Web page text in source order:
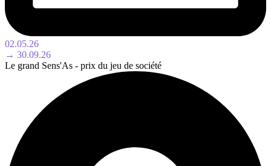
02.05.26
→ 30.09.26
Le grand Sens'As - prix du jeu de société